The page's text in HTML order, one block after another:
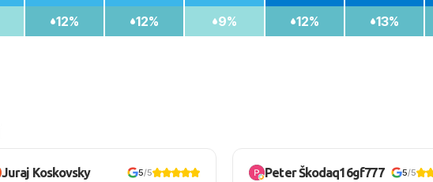
12%
12%
9%
12%
13%
Juraj Koskovsky 5/5 Peter Škodaq16gf777 5/5